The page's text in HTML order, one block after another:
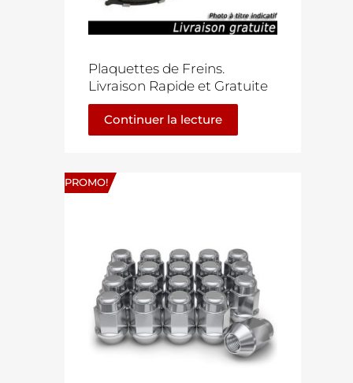
Plaquettes de Freins.
Livraison Rapide et Gratuite
Continuer la lecture
PROMO!